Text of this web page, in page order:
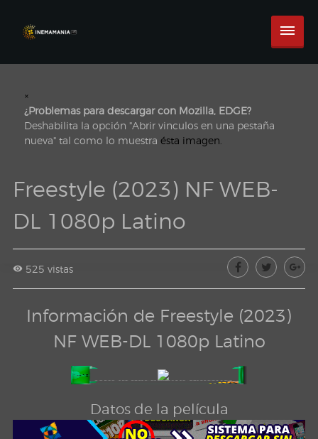
×
¿Problemas para descargar con Mozilla, EDGE?
Deshabilita la opción "Abrir vinculos en una pestaña
nueva" tal como lo muestra ésta imagen.
Freestyle (2023) NF WEB-
DL 1080p Latino
525 vistas
Información de Freestyle (2023)
NF WEB-DL 1080p Latino
Datos de la película